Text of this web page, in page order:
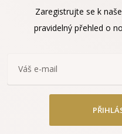
Zaregistrujte se k
pravidelný přehled o